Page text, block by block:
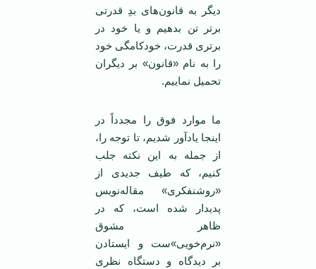
دیگر به قانون‌های بدِ قدرتی
برتر تن بدهیم و یا خود در
برتری قدرت، خودکامگی خود
را به نام «قانون» بر دیگران
تحمیل نماییم.
ما موارد فوق را مجدداً در
اینجا یادآور شدیم، تا توجه را،
از جمله به این نکته جلب
کنیم، که طیف جدیدی از
«روشنفکری» مقاله‌نویس
پدیدار شده است، که در
ظاهر مشوق
«نرم‌خویی»‌ست و ایستادن
بر دیدگاه و دستگاه نظری